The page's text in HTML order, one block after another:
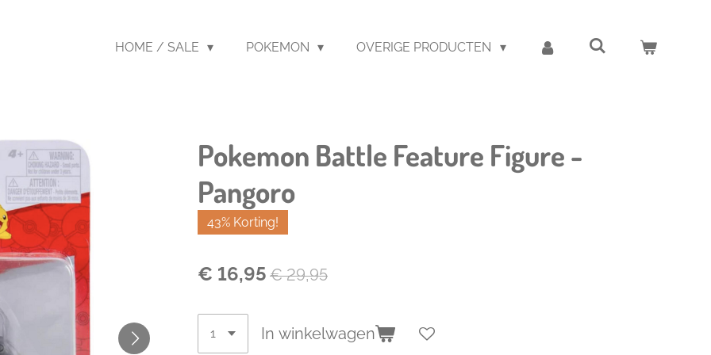
HOME / SALE POKEMON OVERIGE PRODUCTEN
Pokemon Battle Feature Figure -
Pangoro
43% Korting!
€ 16,95 € 29,95
In winkelwagen